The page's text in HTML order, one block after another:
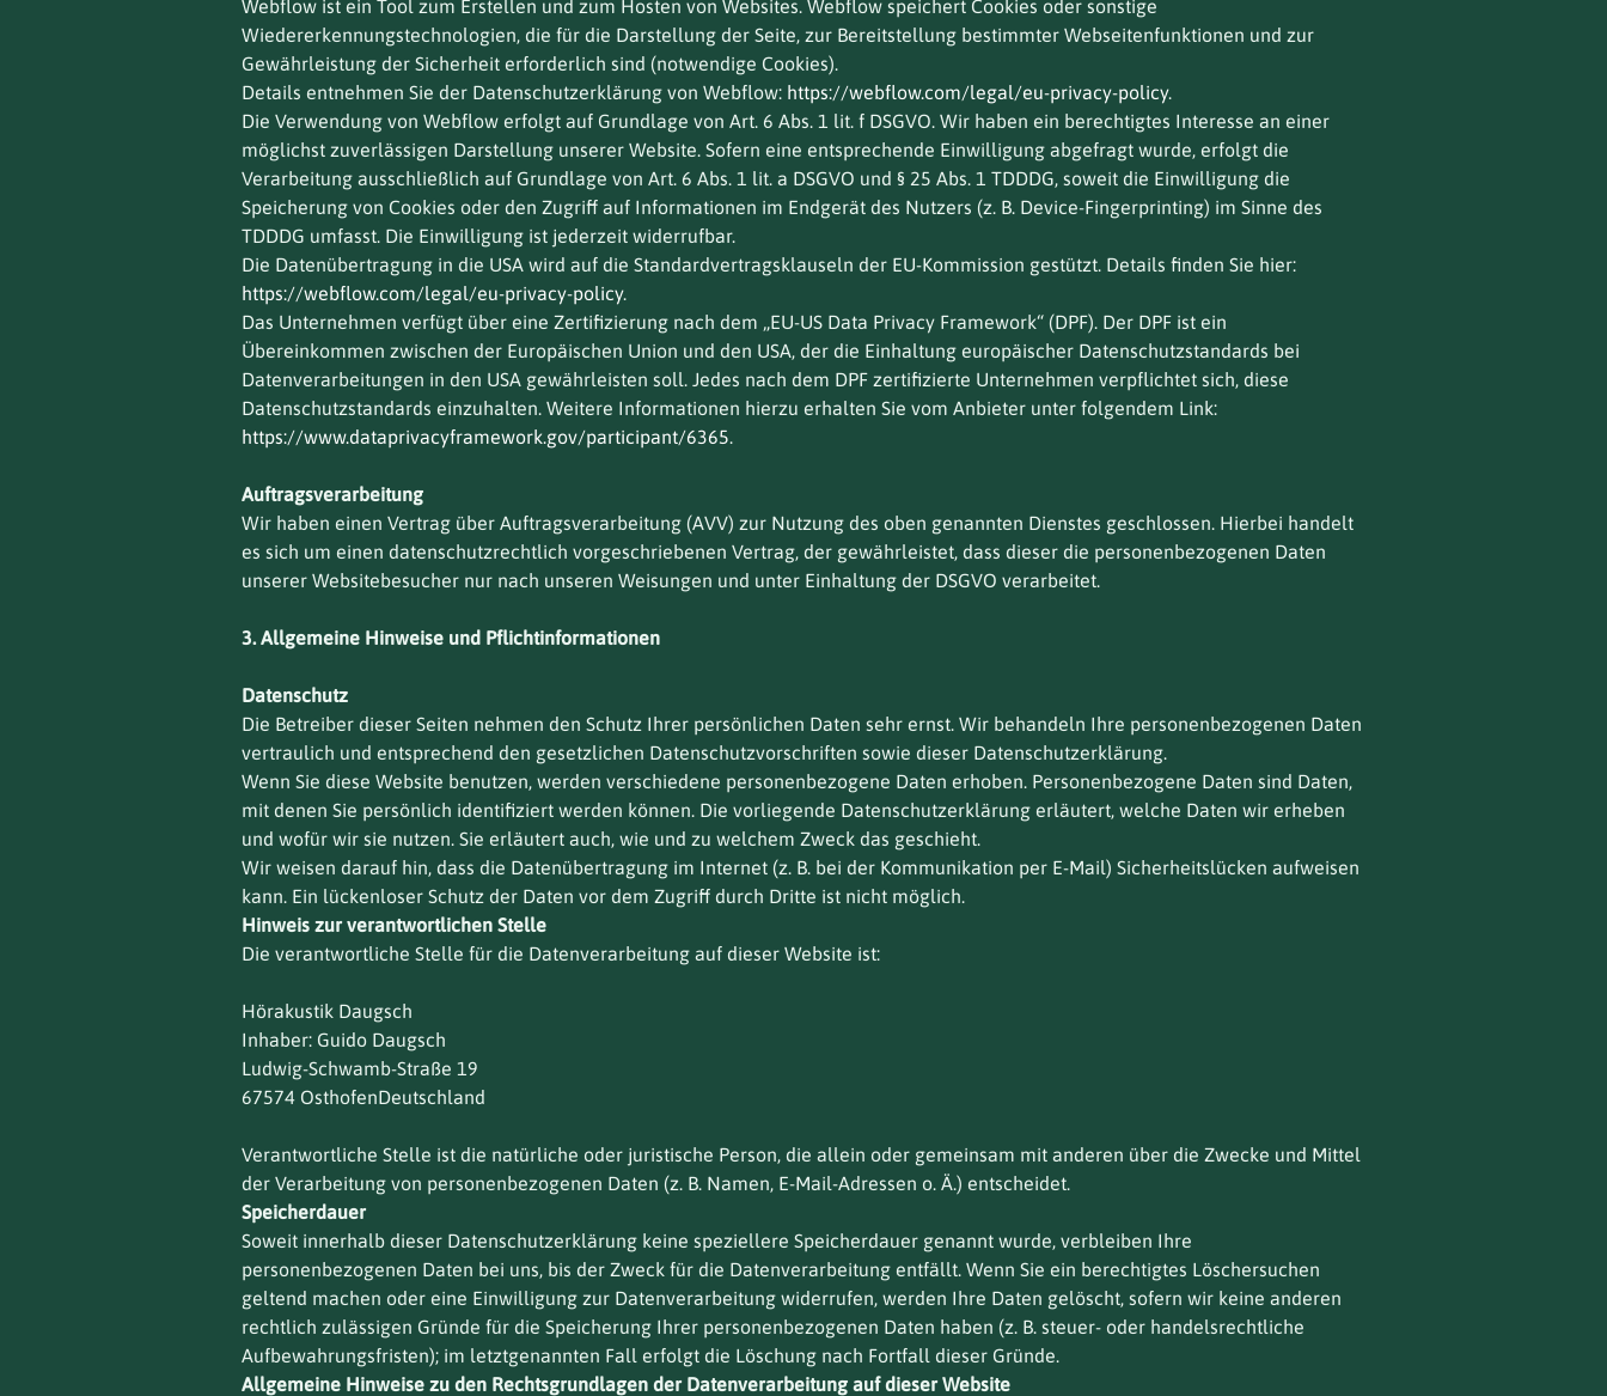
Webflow ist ein Tool zum Erstellen und zum Hosten von Websites. Webflow speichert Cookies oder sonstige
Wiedererkennungstechnologien, die für die Darstellung der Seite, zur Bereitstellung bestimmter Webseitenfunktionen und zur
Gewährleistung der Sicherheit erforderlich sind (notwendige Cookies).
Details entnehmen Sie der Datenschutzerklärung von Webflow: https://webflow.com/legal/eu-privacy-policy.
Die Verwendung von Webflow erfolgt auf Grundlage von Art. 6 Abs. 1 lit. f DSGVO. Wir haben ein berechtigtes Interesse an einer
möglichst zuverlässigen Darstellung unserer Website. Sofern eine entsprechende Einwilligung abgefragt wurde, erfolgt die
Verarbeitung ausschließlich auf Grundlage von Art. 6 Abs. 1 lit. a DSGVO und § 25 Abs. 1 TDDDG, soweit die Einwilligung die
Speicherung von Cookies oder den Zugriff auf Informationen im Endgerät des Nutzers (z. B. Device-Fingerprinting) im Sinne des
TDDDG umfasst. Die Einwilligung ist jederzeit widerrufbar.
Die Datenübertragung in die USA wird auf die Standardvertragsklauseln der EU-Kommission gestützt. Details finden Sie hier:
https://webflow.com/legal/eu-privacy-policy.
Das Unternehmen verfügt über eine Zertifizierung nach dem „EU-US Data Privacy Framework“ (DPF). Der DPF ist ein
Übereinkommen zwischen der Europäischen Union und den USA, der die Einhaltung europäischer Datenschutzstandards bei
Datenverarbeitungen in den USA gewährleisten soll. Jedes nach dem DPF zertifizierte Unternehmen verpflichtet sich, diese
Datenschutzstandards einzuhalten. Weitere Informationen hierzu erhalten Sie vom Anbieter unter folgendem Link:
https://www.dataprivacyframework.gov/participant/6365.
Auftragsverarbeitung
Wir haben einen Vertrag über Auftragsverarbeitung (AVV) zur Nutzung des oben genannten Dienstes geschlossen. Hierbei handelt
es sich um einen datenschutzrechtlich vorgeschriebenen Vertrag, der gewährleistet, dass dieser die personenbezogenen Daten
unserer Websitebesucher nur nach unseren Weisungen und unter Einhaltung der DSGVO verarbeitet.
3. Allgemeine Hinweise und Pflichtinformationen
Datenschutz
Die Betreiber dieser Seiten nehmen den Schutz Ihrer persönlichen Daten sehr ernst. Wir behandeln Ihre personenbezogenen Daten
vertraulich und entsprechend den gesetzlichen Datenschutzvorschriften sowie dieser Datenschutzerklärung.
Wenn Sie diese Website benutzen, werden verschiedene personenbezogene Daten erhoben. Personenbezogene Daten sind Daten,
mit denen Sie persönlich identifiziert werden können. Die vorliegende Datenschutzerklärung erläutert, welche Daten wir erheben
und wofür wir sie nutzen. Sie erläutert auch, wie und zu welchem Zweck das geschieht.
Wir weisen darauf hin, dass die Datenübertragung im Internet (z. B. bei der Kommunikation per E-Mail) Sicherheitslücken aufweisen
kann. Ein lückenloser Schutz der Daten vor dem Zugriff durch Dritte ist nicht möglich.
Hinweis zur verantwortlichen Stelle
Die verantwortliche Stelle für die Datenverarbeitung auf dieser Website ist:
Hörakustik Daugsch
Inhaber: Guido Daugsch
Ludwig-Schwamb-Straße 19
67574 OsthofenDeutschland
Verantwortliche Stelle ist die natürliche oder juristische Person, die allein oder gemeinsam mit anderen über die Zwecke und Mittel
der Verarbeitung von personenbezogenen Daten (z. B. Namen, E-Mail-Adressen o. Ä.) entscheidet.
Speicherdauer
Soweit innerhalb dieser Datenschutzerklärung keine speziellere Speicherdauer genannt wurde, verbleiben Ihre
personenbezogenen Daten bei uns, bis der Zweck für die Datenverarbeitung entfällt. Wenn Sie ein berechtigtes Löschersuchen
geltend machen oder eine Einwilligung zur Datenverarbeitung widerrufen, werden Ihre Daten gelöscht, sofern wir keine anderen
rechtlich zulässigen Gründe für die Speicherung Ihrer personenbezogenen Daten haben (z. B. steuer- oder handelsrechtliche
Aufbewahrungsfristen); im letztgenannten Fall erfolgt die Löschung nach Fortfall dieser Gründe.
Allgemeine Hinweise zu den Rechtsgrundlagen der Datenverarbeitung auf dieser Website